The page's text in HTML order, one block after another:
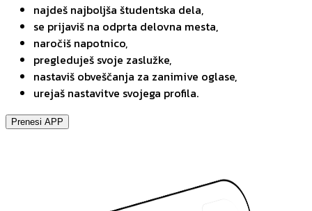
najdeš najboljša študentska dela,
se prijaviš na odprta delovna mesta,
naročiš napotnico,
pregleduješ svoje zaslužke,
nastaviš obveščanja za zanimive oglase,
urejaš nastavitve svojega profila.
Prenesi APP